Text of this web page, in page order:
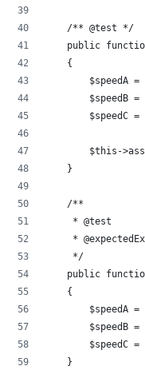
    /** @test */
public
    {
$speedA =
$speedB =
$speedC =
$this-
    }
    /**
     * @test
*
     */
public
    {
$speedA =
$speedB =
$speedC =
    }